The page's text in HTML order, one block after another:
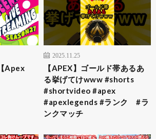
Apex
2025.11.25
【APEX】ゴールド帯あるあ
る挙げてけwww #shorts
#shortvideo #apex
#apexlegends #ランク #ラ
ンクマッチ